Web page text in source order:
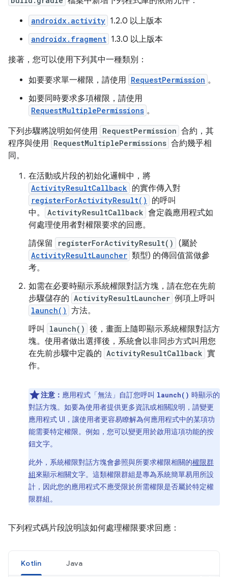
androidx.activity 1.2.0 以上版本
androidx.fragment 1.3.0 以上版本
接著，您可以使用下列其中一種類別：
如要要求單一權限，請使用 RequestPermission 。
如要同時要求多項權限，請使用
RequestMultiplePermissions 。
下列步驟將說明如何使用 RequestPermission 合約，其
程序與使用 RequestMultiplePermissions 合約幾乎相
同。
在活動或片段的初始化邏輯中，將
ActivityResultCallback 的實作傳入對
registerForActivityResult()
的呼叫
中。
ActivityResultCallback 會定義應用程式如
何處理使用者對權限要求的回應。
請保留
registerForActivityResult() (屬於
ActivityResultLauncher 類型) 的傳回值當做參
考。
如需在必要時顯示系統權限對話方塊，請在您在先前
步驟儲存的 ActivityResultLauncher 例項上呼叫
launch() 方法。
呼叫
launch() 後，畫面上隨即顯示系統權限對話方
塊。使用者做出選擇後，系統會以非同步方式叫用您
在先前步驟中定義的 ActivityResultCallback 實
作。
注意： 應用程式「無法」 自訂您呼叫 launch() 時顯示的
對話方塊。如要為使用者提供更多資訊或相關說明，請變更
應用程式 UI，讓使用者更容易瞭解為何應用程式中的某項功
能需要特定權限。例如，您可以變更用於啟用這項功能的按
鈕文字。
此外，系統權限對話方塊會參照與所要求權限相關的權限群
組來顯示相關文字。這類權限群組是專為系統簡單易用所設
計，因此您的應用程式不應受限於所需權限是否屬於特定權
限群組。
下列程式碼片段說明該如何處理權限要求回應：
Kotlin Java